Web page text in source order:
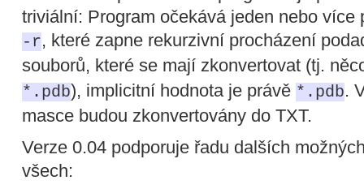
triviální: Program očekává jeden nebo
-r, které zapne rekurzivní procházení
souborů, které se mají zkonvertovat (tj.
*.pdb), implicitní hodnota je právě *.pdb.
masce budou zkonvertovány do TXT.
Verze 0.04 podporuje řadu dalších
všech: